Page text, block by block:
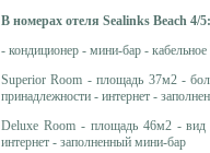
В номерах отеля Sealinks Beach 4/5:
- кондиционер - мини-бар -
Superior Room - площадь 37м2 -
принадлежности - интернет -
Deluxe Room - площадь 46м2 - вид
интернет - заполненный мини-бар